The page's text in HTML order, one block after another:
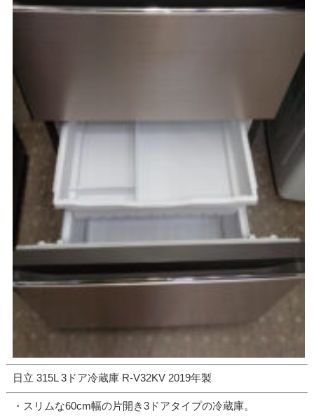
日立 315L 3ドア冷蔵庫 R-V32KV 2019年製
・スリムな60cm幅の片開き3ドアタイプの冷蔵庫。